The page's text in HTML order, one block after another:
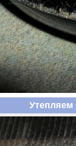
Утепляем